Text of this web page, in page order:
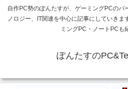
自作PC勢のぽんたすが、ゲーミングPCのパ
ノロジー、IT関連を中心に記事にしていきま
ミングPC・ノートPCも
ぽんたすの